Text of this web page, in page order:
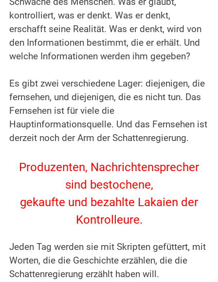
kontrolliert, was er denkt. Was er denkt,
erschafft seine Realität. Was er denkt, wird von
den Informationen bestimmt, die er erhält. Und
welche Informationen werden ihm gegeben?
Es gibt zwei verschiedene Lager: diejenigen, die
fernsehen, und diejenigen, die es nicht tun. Das
Fernsehen ist für viele die
Hauptinformationsquelle. Und das Fernsehen ist
derzeit noch der Arm der Schattenregierung.
Produzenten, Nachrichtensprecher
sind bestochene,
gekaufte und bezahlte Lakaien der
Kontrolleure.
Jeden Tag werden sie mit Skripten gefüttert, mit
Worten, die die Geschichte erzählen, die die
Schattenregierung erzählt haben will.